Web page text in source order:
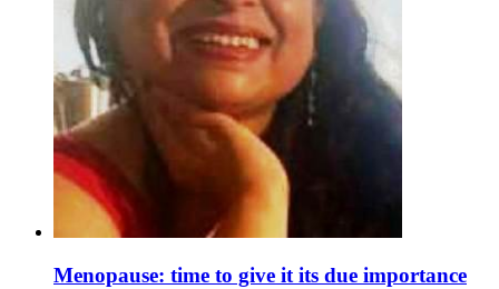
Menopause: time to give it its due importance